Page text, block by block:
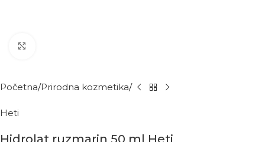
Početna Prirodna kozmetika
Heti
Hidrolat ruzmarin 50 ml Heti